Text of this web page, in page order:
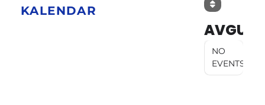
KALENDAR
AVGUST
NO
EVENTS